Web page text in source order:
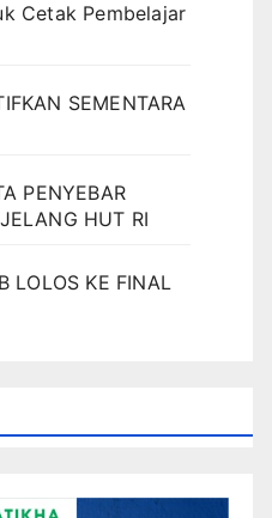
Cetak Pembelajar
SEMENTARA
PENYEBAR
HUT RI
LOLOS KE FINAL